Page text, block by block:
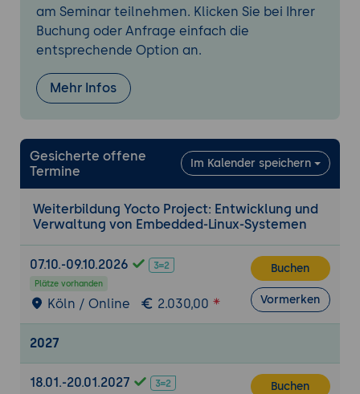
Systemanforderungen und unterstützte
Plattformen: Voraussetzungen für die
Installation und Einrichtung des Yocto
Projects.
Installation und Konfiguration: Schritt-
Yocto Project.
Einführung in die Benutzeroberfläche
und CLI: Navigation und Nutzung der
Verwaltungswerkzeuge und -
oberflächen.
Erste Schritte mit dem Yocto Project
Einfache Yocto-Implementierung
Erstellung eines minimalen Linux-
Images: Erstellen und Konfigurieren
Zielplattform.
Anpassung und Erweiterung des
am Seminar teilnehmen. Klicken Sie bei Ihrer
Buchung oder Anfrage einfach die
entsprechende Option an.
Mehr Infos
Gesicherte offene
Termine
Im Kalender speichern
Weiterbildung Yocto Project: Entwicklung und
Verwaltung von Embedded-Linux-Systemen
07.10.-09.10.2026
Plätze vorhanden
Köln / Online 2.030,00
Buchen
Vormerken
2027
18.01.-20.01.2027 Buchen